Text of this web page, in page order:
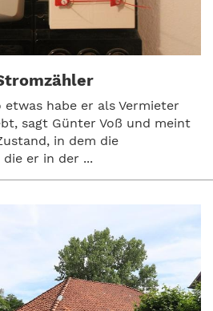
habe er als Vermieter
sagt Günter Voß und meint
in dem die
er in der ...